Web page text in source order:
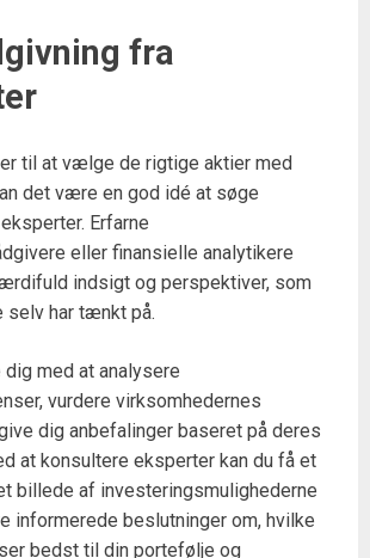
fra
til at vælge de rigtige aktier med
det være en god idé at søge
Erfarne
eller finansielle analytikere
indsigt og perspektiver, som
selv har tænkt på.
med at analysere
vurdere virksomhedernes
dig anbefalinger baseret på deres
at konsultere eksperter kan du få et
billede af investeringsmulighederne
informerede beslutninger om, hvilke
bedst til din portefølje og